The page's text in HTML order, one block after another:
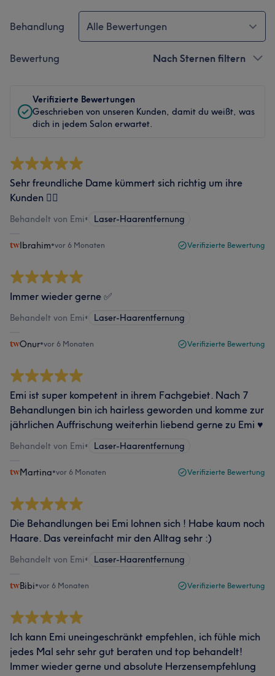
Behandlung Alle Bewertungen
Bewertung Nach Sternen filtern
Verifizierte Bewertungen
Geschrieben von unseren Kunden, damit du weißt, was
dich in jedem Salon erwartet.
Sehr freundliche Dame kümmert sich richtig um ihre
Kunden 👌🏻
Behandelt von Emi• Laser-Haarentfernung
Ibrahim•vor 6 Monaten Verifizierte Bewertung
Immer wieder gerne ✅
Behandelt von Emi• Laser-Haarentfernung
Onur•vor 6 Monaten Verifizierte Bewertung
Emi ist super kompetent in ihrem Fachgebiet. Nach 7
Behandlungen bin ich hairless geworden und komme zur
jährlichen Auffrischung weiterhin liebend gerne zu Emi ♥️
Behandelt von Emi• Laser-Haarentfernung
Martina•vor 6 Monaten Verifizierte Bewertung
Die Behandlungen bei Emi lohnen sich ! Habe kaum noch
Haare. Das vereinfacht mir den Alltag sehr :)
Behandelt von Emi• Laser-Haarentfernung
Bibi•vor 6 Monaten Verifizierte Bewertung
Ich kann Emi uneingeschränkt empfehlen, ich fühle mich
jedes Mal sehr sehr gut beraten und top behandelt!
Immer wieder gerne und absolute Herzensempfehlung